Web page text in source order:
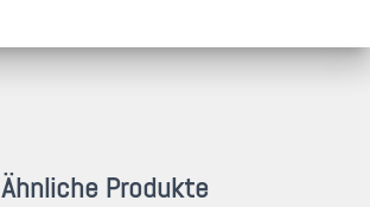
Ähnliche Produkte